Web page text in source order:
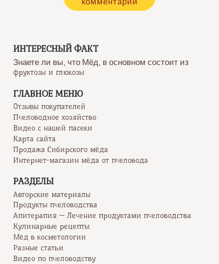
комментарии
ИНТЕРЕСНЫЙ ФАКТ
Знаете ли вы, что Мёд, в основном состоит из
фруктозы и глюкозы
ГЛАВНОЕ МЕНЮ
Отзывы покупателей
Пчеловодное хозяйство
Видео с нашей пасеки
Карта сайта
Продажа Сибирского мёда
Интернет-магазин мёда от пчеловода
РАЗДЕЛЫ
Авторские материалы
Продукты пчеловодства
Апитерапия — Лечение продуктами пчеловодства
Кулинарные рецепты
Мёд в косметологии
Разные статьи
Видео по пчеловодству